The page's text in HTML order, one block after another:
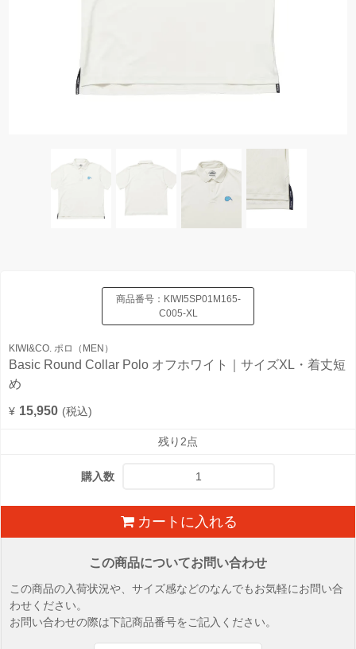
商品番号： KIWI5SP01M165-
C005-XL
KIWI&CO. ポロ（MEN）
Basic Round Collar Polo オフホワイト｜サイズXL・着丈短
め
¥ 15,950 (税込)
残り2点
購入数
カートに入れる
この商品についてお問い合わせ
この商品の入荷状況や、サイズ感などのなんでもお気軽にお問い合
わせください。
お問い合わせの際は下記商品番号をご記入ください。